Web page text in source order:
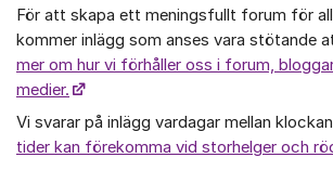
För att skapa ett meningsfullt forum för
kommer inlägg som anses vara stötande
mer om hur vi förhåller oss i forum,
medier.
Vi svarar på inlägg vardagar mellan
tider kan förekomma vid storhelger och